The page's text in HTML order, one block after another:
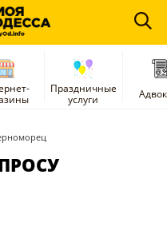
Праздничные
услуги